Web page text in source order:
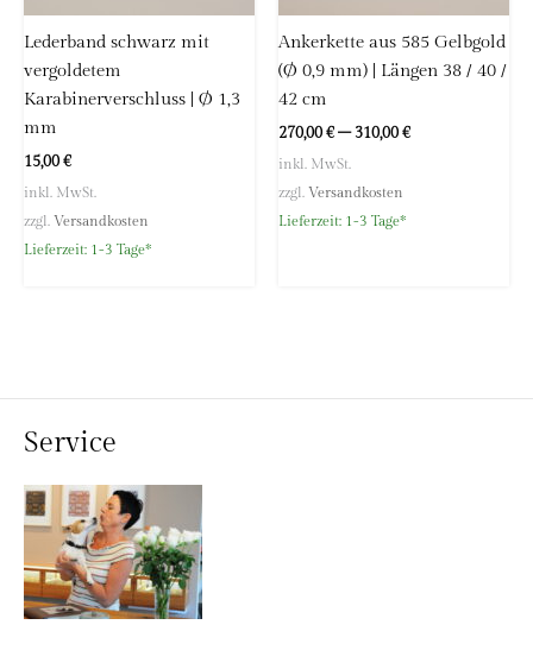
Lederband schwarz mit
vergoldetem
Karabinerverschluss | Ø 1,3
mm
15,00€
inkl. MwSt.
zzgl. Versandkosten
Lieferzeit: 1-3 Tage*
Ankerkette aus 585 Gelbgold
(Ø 0,9 mm) | Längen 38 / 40 /
42 cm
270,00€–310,00€
inkl. MwSt.
zzgl. Versandkosten
Lieferzeit: 1-3 Tage*
Service